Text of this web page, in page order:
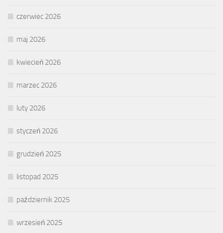
czerwiec 2026
maj 2026
kwiecień 2026
marzec 2026
luty 2026
styczeń 2026
grudzień 2025
listopad 2025
październik 2025
wrzesień 2025